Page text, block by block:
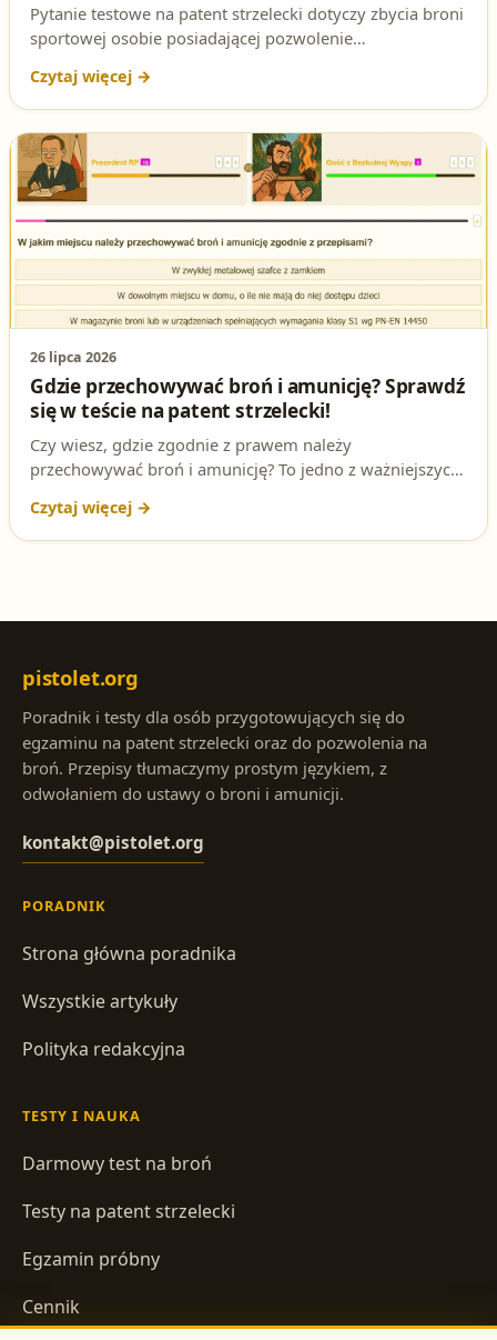
Pytanie testowe na patent strzelecki dotyczy zbycia broni
sportowej osobie posiadającej pozwolenie
podstawę prawną.
26 lipca 2026
Gdzie przechowywać broń i amunicję? Sprawdź
się w teście na patent strzelecki!
Czy wiesz, gdzie zgodnie z prawem należy
przechowywać broń i amunicję? To jedno z ważniejszych
wiedzę i przygotuj się do testu, rozwiązując nasze
przykładowe pytanie. Pamiętaj, że odpowiednie
pistolet.org
Poradnik i testy dla osób przygotowujących się do
egzaminu na patent strzelecki oraz do pozwolenia na
broń. Przepisy tłumaczymy prostym językiem, z
odwołaniem do ustawy o broni i amunicji.
kontakt@pistolet.org
PORADNIK
Strona główna poradnika
Wszystkie artykuły
Polityka redakcyjna
TESTY I NAUKA
Darmowy test na broń
Testy na patent strzelecki
Egzamin próbny
Cennik